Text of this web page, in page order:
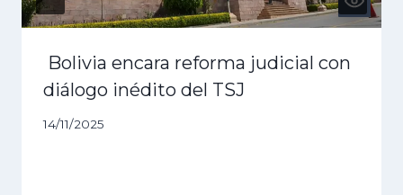
Bolivia encara reforma judicial con
diálogo inédito del TSJ
14/11/2025